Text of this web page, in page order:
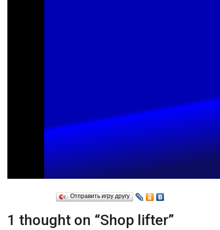
Отправить игру другу
1 thought on “Shop lifter”